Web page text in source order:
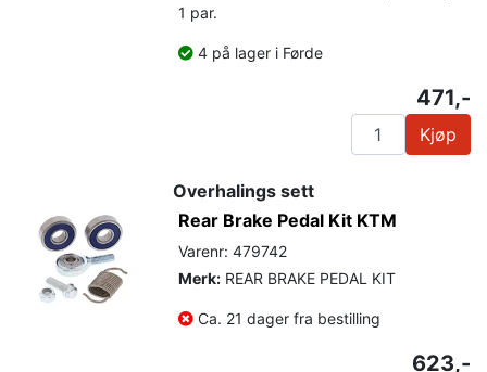
1 par.
4 på lager i Førde
471,-
Kjøp
Overhalings sett
Rear Brake Pedal Kit KTM
Varenr: 479742
Merk: REAR BRAKE PEDAL KIT
Ca. 21 dager fra bestilling
623,-